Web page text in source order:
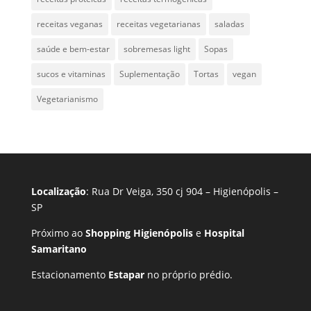
receitas veganas receitas vegetarianas saladas
saúde e bem-estar sobremesas light Sopas
sucos e vitaminas Suplementação Tortas vegan
Vegetarianismo
Localização: Rua Dr Veiga, 350 cj 904 – Higienópolis –
SP
Próximo ao Shopping Higienópolise Hospital
Samaritano
Estacionamento Estaparno próprio prédio.